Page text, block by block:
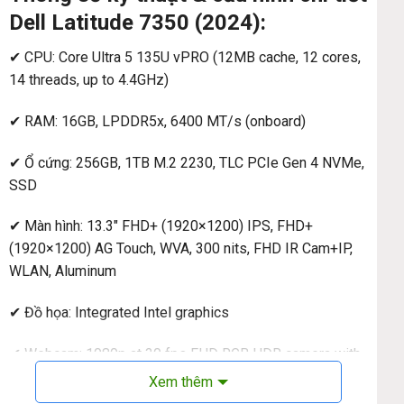
Dell Latitude 7350 (2024):
✔ CPU: Core Ultra 5 135U vPRO (12MB cache, 12 cores,
14 threads, up to 4.4GHz)
✔ RAM: 16GB, LPDDR5x, 6400 MT/s (onboard)
✔ Ổ cứng: 256GB, 1TB M.2 2230, TLC PCIe Gen 4 NVMe,
SSD
✔ Màn hình: 13.3″ FHD+ (1920×1200) IPS, FHD+
(1920×1200) AG Touch, WVA, 300 nits, FHD IR Cam+IP,
WLAN, Aluminum
✔ Đồ họa: Integrated Intel graphics
✔ Webcam: 1080p at 30 fps FHD RGB HDR camera with
built‐in camera shutter, Temporal Noise Reduction for
high image quality
Xem thêm